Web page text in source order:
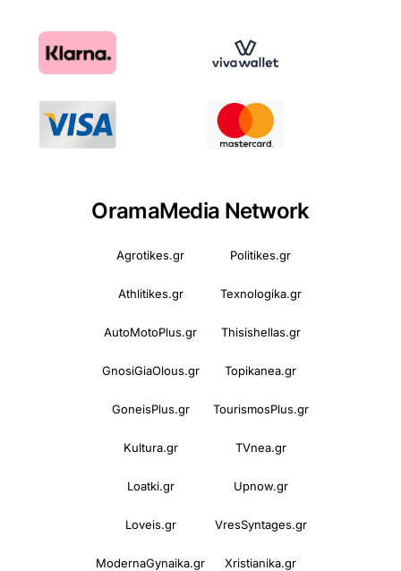
OramaMedia Network
Agrotikes.gr Politikes.gr
Athlitikes.gr Texnologika.gr
AutoMotoPlus.gr Thisishellas.gr
GnosiGiaOlous.gr Topikanea.gr
GoneisPlus.gr TourismosPlus.gr
Kultura.gr TVnea.gr
Loatki.gr Upnow.gr
Loveis.gr VresSyntages.gr
ModernaGynaika.gr Xristianika.gr